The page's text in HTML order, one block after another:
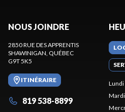
NOUS JOINDRE
2850 RUE DES APPRENTIS
SHAWINIGAN, QUÉBEC
G9T 5K5
ITINÉRAIRE
819 538-8899
Lundi
Mardi